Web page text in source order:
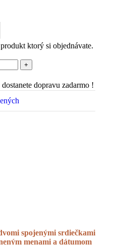
ktorý si objednávate.
dopravu zadarmo !
spojenými srdiečkami
menami a dátumom